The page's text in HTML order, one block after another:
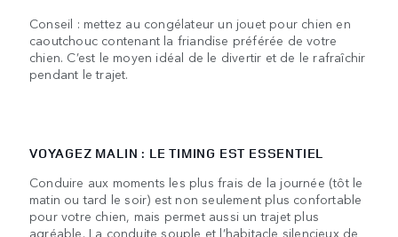
Conseil : mettez au congélateur un jouet pour chien en
caoutchouc contenant la friandise préférée de votre
chien. C’est le moyen idéal de le divertir et de le rafraîchir
pendant le trajet.
VOYAGEZ MALIN : LE TIMING EST ESSENTIEL
Conduire aux moments les plus frais de la journée (tôt le
matin ou tard le soir) est non seulement plus confortable
pour votre chien, mais permet aussi un trajet plus
agréable. La conduite souple et l’habitacle silencieux de